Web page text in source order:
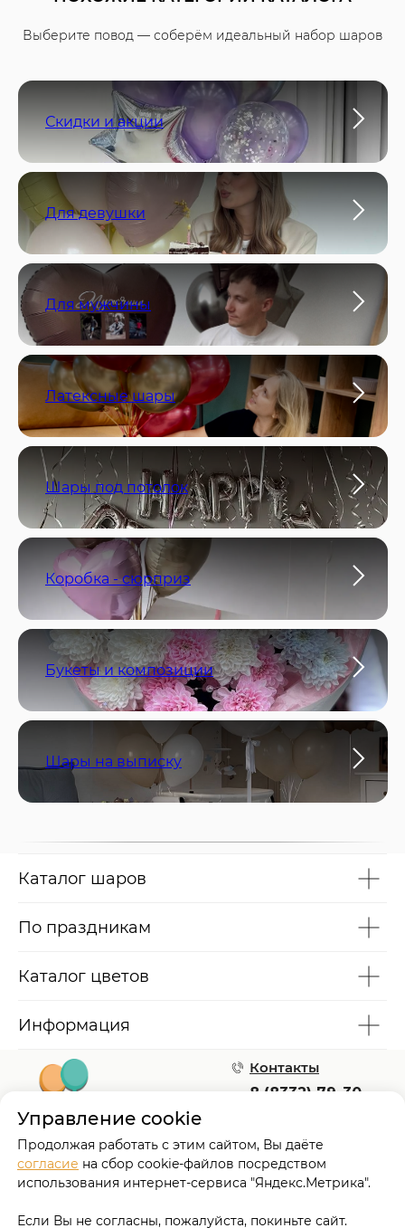
Выберите повод — соберём идеальный набор шаров
Скидки и акции
Для девушки
Для мужчины
Латексные шары
Шары под потолок
Коробка - сюрприз
Букеты и композиции
Шары на выписку
Каталог шаров
По праздникам
Каталог цветов
Информация
Цветы
Мы в соцсетях:
Режим работы:
сб-вс 9:00-19:00
Киров, ул Блюхера 29,
тц Март, 2 этаж
8 (8332) 79-30-
Контакты
Управление cookie
Продолжая работать с этим сайтом, Вы даёте
согласие на сбор cookie-файлов посредством
использования интернет-сервиса "Яндекс.Метрика".
Если Вы не согласны, пожалуйста, покиньте сайт.